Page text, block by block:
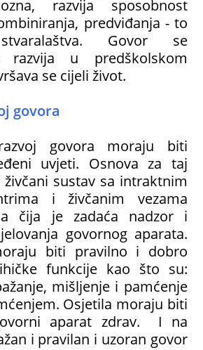
razvija sposobnost
predviđanja - to
Govor se
razvija u predškolskom
se cijeli život.
govora
govora moraju biti
uvjeti. Osnova za taj
sustav sa intraktnim
i živčanim vezama
čija je zadaća nadzor i
govornog aparata.
biti pravilno i dobro
funkcije kao što su:
mišljenje i pamćenje
Osjetila moraju biti
aparat zdrav. I na
i pravilan i uzoran govor